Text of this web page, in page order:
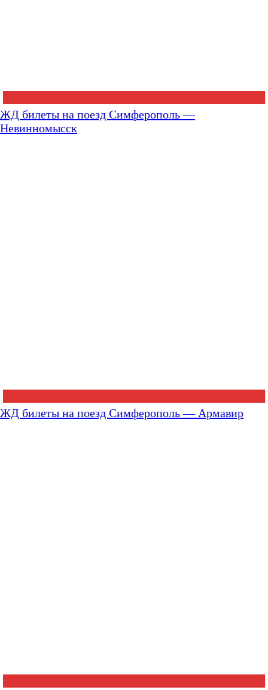
ЖД билеты на поезд Симферополь —
Невинномысск
ЖД билеты на поезд Симферополь — Армавир